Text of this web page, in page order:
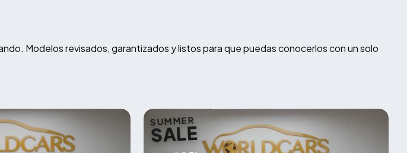
Modelos revisados, garantizados y listos para que puedas conocerlos con un solo
SUMMER
SALE